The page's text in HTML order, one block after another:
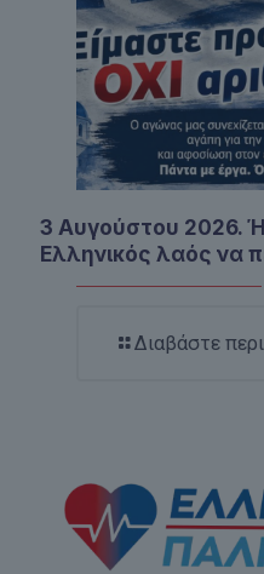
3 Αυγούστου 2026.
Ελληνικός λαός να
Διαβάστε